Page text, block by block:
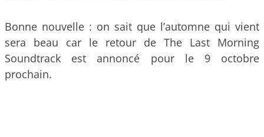
Bonne nouvelle : on sait que l’automne qui vient
sera beau car le retour de The Last Morning
Soundtrack est annoncé pour le 9 octobre
prochain.